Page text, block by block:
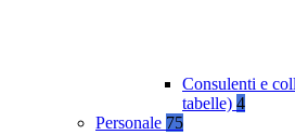
Consulenti e
tabelle) 4
Personale 75